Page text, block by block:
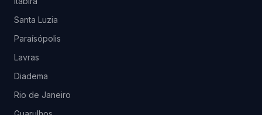
Santa Luzia
Paraísópolis
Lavras
Diadema
Rio de Janeiro